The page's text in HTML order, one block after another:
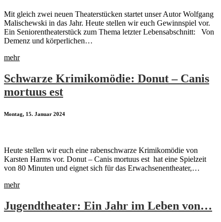
Mit gleich zwei neuen Theaterstücken startet unser Autor Wolfgang
Malischewski in das Jahr. Heute stellen wir euch Gewinnspiel vor.
Ein Seniorentheaterstück zum Thema letzter Lebensabschnitt: Von
Demenz und körperlichen…
mehr
Schwarze Krimikomödie: Donut – Canis
mortuus est
Montag, 15. Januar 2024
Heute stellen wir euch eine rabenschwarze Krimikomödie von
Karsten Harms vor. Donut – Canis mortuus est hat eine Spielzeit
von 80 Minuten und eignet sich für das Erwachsenentheater,…
mehr
Jugendtheater: Ein Jahr im Leben von…